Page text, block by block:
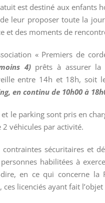
est destiné aux enfants
leur proposer toute la
et des moments de
« Premiers de
4) prêts à assurer la
entre 14h et 18h, soit
en continu de 10h00 à
le parking sont pris en
véhicules par activité.
sécuritaires et
habilitées à
dire, en ce qui concerne
ces licenciés ayant fait